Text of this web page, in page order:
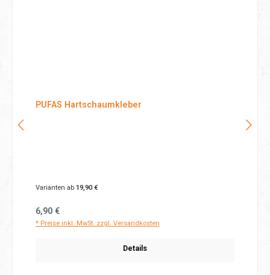
PUFAS Hartschaumkleber
Varianten ab19,90 €
Regulärer Preis:
6,90 €
* Preise inkl. MwSt. zzgl. Versandkosten
Details